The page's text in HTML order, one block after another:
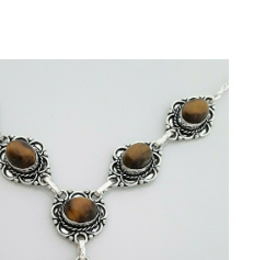
Dans mon panier